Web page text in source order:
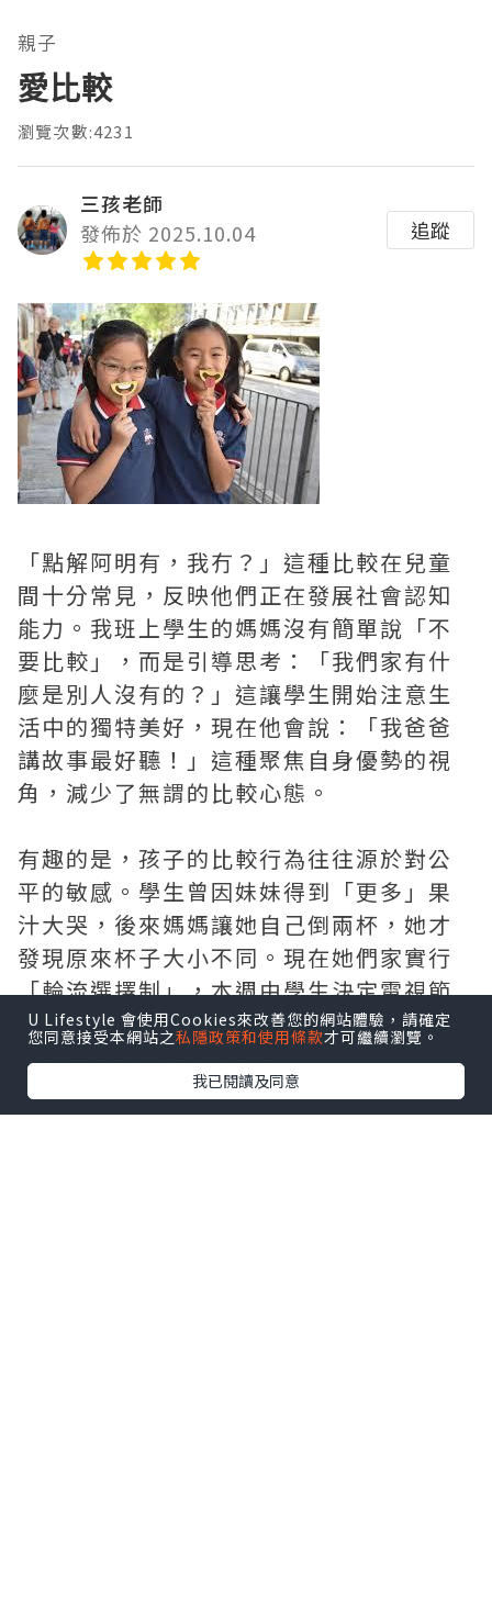
親子
愛比較
瀏覽次數:4231
三孩老師
發佈於 2025.10.04
追蹤
「點解阿明有，我冇？」這種比較在兒童
間十分常見，反映他們正在發展社會認知
能力。我班上學生的媽媽沒有簡單說「不
要比較」，而是引導思考：「我們家有什
麼是別人沒有的？」這讓學生開始注意生
活中的獨特美好，現在他會說：「我爸爸
講故事最好聽！」這種聚焦自身優勢的視
角，減少了無謂的比較心態。
有趣的是，孩子的比較行為往往源於對公
平的敏感。學生曾因妹妹得到「更多」果
汁大哭，後來媽媽讓她自己倒兩杯，她才
發現原來杯子大小不同。現在她們家實行
「輪流選擇制」，本週由學生決定電視節
目，下週換妹妹選。這種可預見的公平，
讓姐妹間的比較大大減少。
比較也可以轉化為進步動力。我校老師設
U Lifestyle 會使用Cookies來改善您的網站體驗，請確定
您同意接受本網站之私隱政策和使用條款才可繼續瀏覽。
我已閱讀及同意